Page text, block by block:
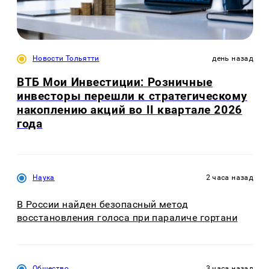
Новости Тольятти день назад
ВТБ Мои Инвестиции: Розничные
инвесторы перешли к стратегическому
накоплению акций во II квартале 2026
года
Наука 2 часа назад
В России найден безопасный метод
восстановления голоса при параличе гортани